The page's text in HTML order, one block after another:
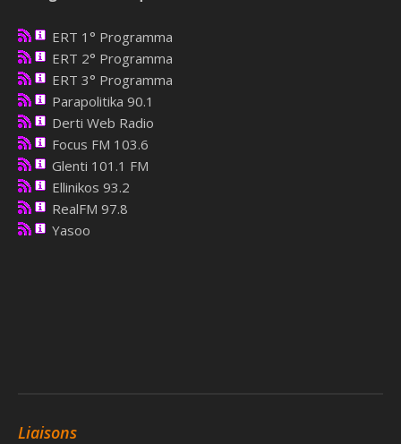
ERT 1° Programma
ERT 2° Programma
ERT 3° Programma
Parapolitika 90.1
Derti Web Radio
Focus FM 103.6
Glenti 101.1 FM
Ellinikos 93.2
RealFM 97.8
Yasoo
Liaisons